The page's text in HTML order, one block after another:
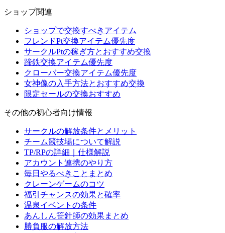
ショップ関連
ショップで交換すべきアイテム
フレンドPt交換アイテム優先度
サークルPtの稼ぎ方とおすすめ交換
蹄鉄交換アイテム優先度
クローバー交換アイテム優先度
女神像の入手方法とおすすめ交換
限定セールの交換おすすめ
その他の初心者向け情報
サークルの解放条件とメリット
チーム競技場について解説
TP/RPの詳細｜仕様解説
アカウント連携のやり方
毎日やるべきことまとめ
クレーンゲームのコツ
福引チャンスの効果と確率
温泉イベントの条件
あんしん笹針師の効果まとめ
勝負服の解放方法